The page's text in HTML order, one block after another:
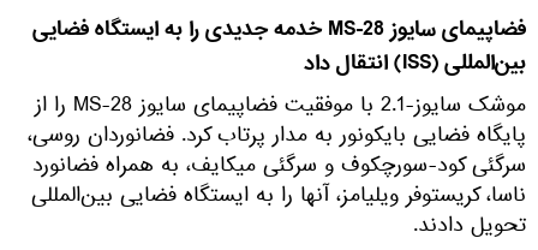
فضاپیمای سایوز MS-28 خدمه جدیدی را به ایستگاه فضایی
بین‌المللی (ISS) انتقال داد
موشک سایوز-2.1 با موفقیت فضاپیمای سایوز MS-28 را از
پایگاه فضایی بایکونور به مدار پرتاب کرد. فضانوردان روسی،
سرگئی کود-سورچکوف و سرگئی میکایف، به همراه فضانورد
ناسا، کریستوفر ویلیامز، آنها را به ایستگاه فضایی بین‌المللی
تحویل دادند.